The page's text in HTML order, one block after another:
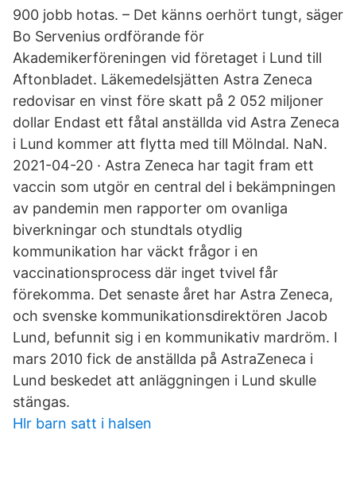
900 jobb hotas. – Det känns oerhört tungt, säger
Bo Servenius ordförande för
Akademikerföreningen vid företaget i Lund till
Aftonbladet. Läkemedelsjätten Astra Zeneca
redovisar en vinst före skatt på 2 052 miljoner
dollar Endast ett fåtal anställda vid Astra Zeneca
i Lund kommer att flytta med till Mölndal. NaN.
2021-04-20 · Astra Zeneca har tagit fram ett
vaccin som utgör en central del i bekämpningen
av pandemin men rapporter om ovanliga
biverkningar och stundtals otydlig
kommunikation har väckt frågor i en
vaccinationsprocess där inget tvivel får
förekomma. Det senaste året har Astra Zeneca,
och svenske kommunikationsdirektören Jacob
Lund, befunnit sig i en kommunikativ mardröm. I
mars 2010 fick de anställda på AstraZeneca i
Lund beskedet att anläggningen i Lund skulle
stängas.
Hlr barn satt i halsen